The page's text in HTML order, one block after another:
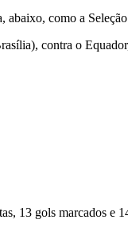
como a
contra o
13 gols marcados e